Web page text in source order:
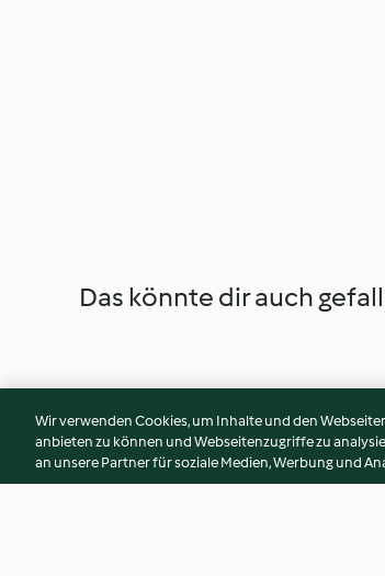
Das könnte dir auch
Wir verwenden Cookies, um Inhalte und den
anbieten zu können und Webseitenzugriffe zu
an unsere Partner für soziale Medien, Werbung und